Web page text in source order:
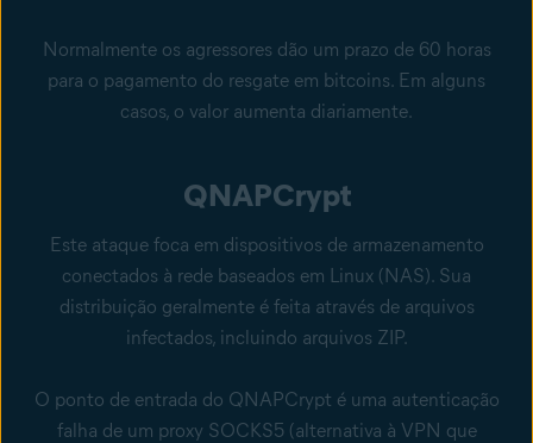
Normalmente os agressores dão um prazo de 60 horas
para o pagamento do resgate em bitcoins. Em alguns
casos, o valor aumenta diariamente.
QNAPCrypt
Este ataque foca em dispositivos de armazenamento
conectados à rede baseados em Linux (NAS). Sua
distribuição geralmente é feita através de arquivos
infectados, incluindo arquivos ZIP.
O ponto de entrada do QNAPCrypt é uma autenticação
falha de um proxy SOCKS5 (alternativa à VPN que